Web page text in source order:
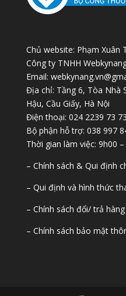
Chủ website: Phạm Xuân
Công ty TNHH
Email:
Địa chỉ: Tầng 6, Tòa Nhà
Hậu, Cầu Giấy, Hà Nội
Điện thoại: 024 2239 73 73
Bộ phận hỗ trợ: 038 997
Thời gian làm việc: 9h00
– Chính sách & Qui định
– Qui định và hình thức
– Chính sách đổi/ trả
– Chính sách bảo mật